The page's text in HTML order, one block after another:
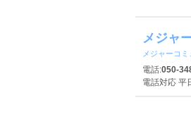
メジャ
メジャーコ
電話:050-
電話対応 平